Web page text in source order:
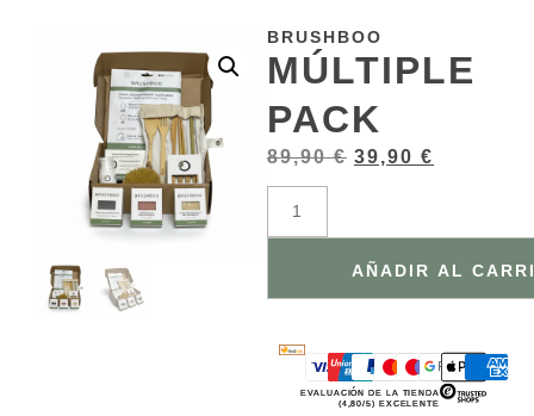
BRUSHBOO
MÚLTIPLE
PACK
89,90€ 39,90 €
AÑADIR AL
EVALUACIÓN DE LA TIENDA
(4,80/5) EXCELENTE